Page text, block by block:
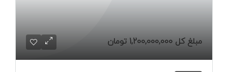
مبلغ کل 1,200,000,000 تومان